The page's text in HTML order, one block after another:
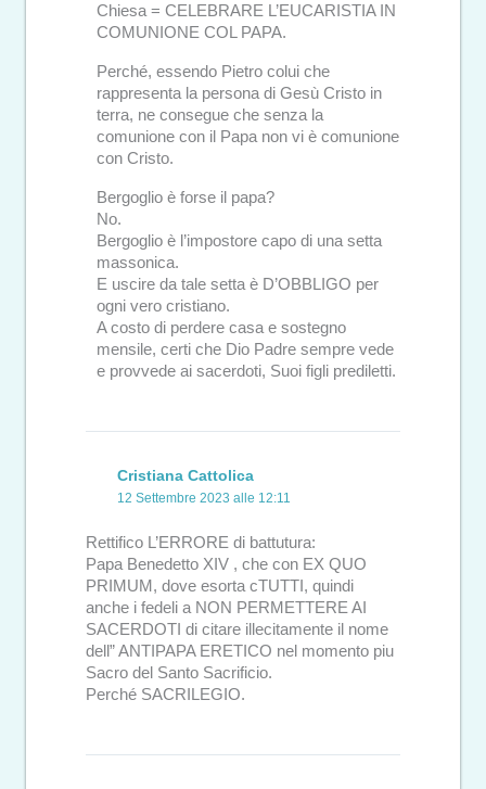
Chiesa = CELEBRARE L’EUCARISTIA IN
COMUNIONE COL PAPA.
Perché, essendo Pietro colui che
rappresenta la persona di Gesù Cristo in
terra, ne consegue che senza la
comunione con il Papa non vi è comunione
con Cristo.
Bergoglio è forse il papa?
No.
Bergoglio è l’impostore capo di una setta
massonica.
E uscire da tale setta è D’OBBLIGO per
ogni vero cristiano.
A costo di perdere casa e sostegno
mensile, certi che Dio Padre sempre vede
e provvede ai sacerdoti, Suoi figli prediletti.
Cristiana Cattolica
12 Settembre 2023 alle 12:11
Rettifico L’ERRORE di battutura:
Papa Benedetto XIV , che con EX QUO
PRIMUM, dove esorta cTUTTI, quindi
anche i fedeli a NON PERMETTERE AI
SACERDOTI di citare illecitamente il nome
dell” ANTIPAPA ERETICO nel momento piu
Sacro del Santo Sacrificio.
Perché SACRILEGIO.